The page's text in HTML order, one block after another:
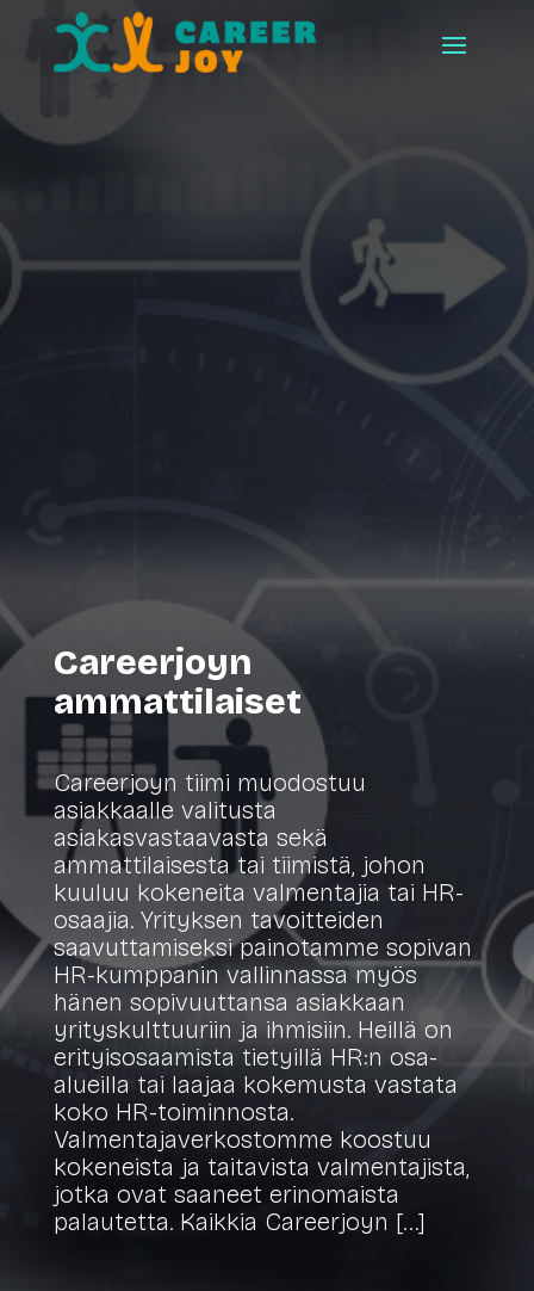
Careerjoyn
ammattilaiset
Careerjoyn tiimi muodostuu
asiakkaalle valitusta
asiakasvastaavasta sekä
ammattilaisesta tai tiimistä, johon
kuuluu kokeneita valmentajia tai HR-
osaajia. Yrityksen tavoitteiden
saavuttamiseksi painotamme sopivan
HR-kumppanin vallinnassa myös
hänen sopivuuttansa asiakkaan
yrityskulttuuriin ja ihmisiin. Heillä on
erityisosaamista tietyillä HR:n osa-
alueilla tai laajaa kokemusta vastata
koko HR-toiminnosta.
Valmentajaverkostomme koostuu
kokeneista ja taitavista valmentajista,
jotka ovat saaneet erinomaista
palautetta. Kaikkia Careerjoyn […]